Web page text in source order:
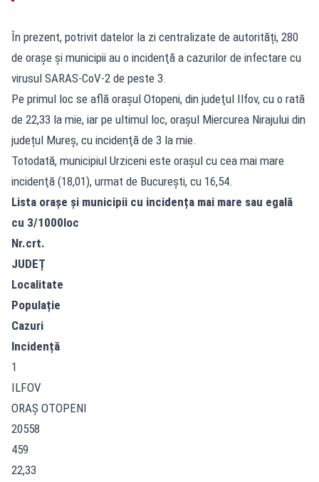
În prezent, potrivit datelor la zi centralizate de autorități, 280
de oraşe şi municipii au o incidenţă a cazurilor de infectare cu
virusul SARAS-CoV-2 de peste 3.
Pe primul loc se află oraşul Otopeni, din judeţul Ilfov, cu o rată
de 22,33 la mie, iar pe ultimul loc, oraşul Miercurea Nirajului din
județul Mureş, cu incidenţă de 3 la mie.
Totodată, municipiul Urziceni este orașul cu cea mai mare
incidenţă (18,01), urmat de Bucureşti, cu 16,54.
Lista orașe și municipii cu incidența mai mare sau egală
cu 3/1000loc
Nr.crt.
JUDEȚ
Localitate
Populație
Cazuri
Incidență
1
ILFOV
ORAŞ OTOPENI
20558
459
22,33